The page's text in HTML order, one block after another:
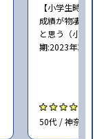
【小学生時の通
成績が物凄く悪
と思う（小学6
期:2023年3月）
50代 / 神奈川県